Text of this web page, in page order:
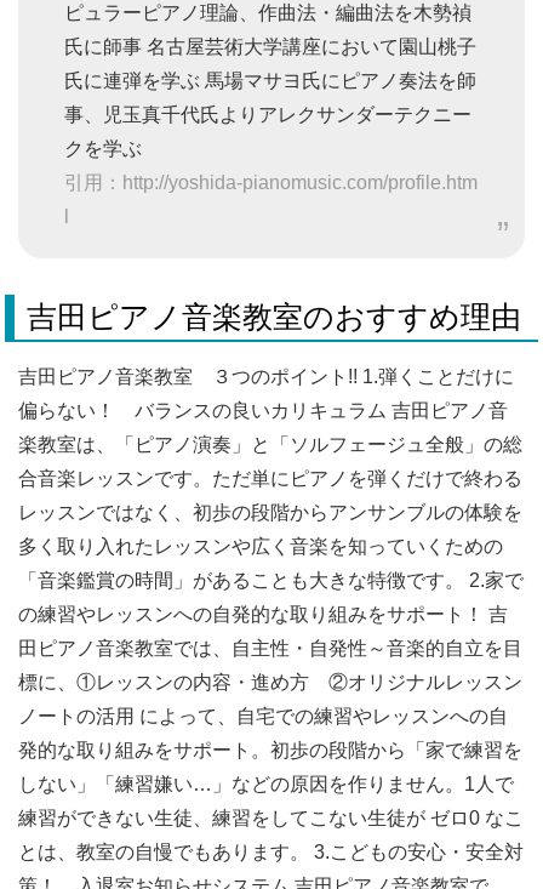
ピュラーピアノ理論、作曲法・編曲法を木勢禎
氏に師事 名古屋芸術大学講座において園山桃子
氏に連弾を学ぶ 馬場マサヨ氏にピアノ奏法を師
事、児玉真千代氏よりアレクサンダーテクニー
クを学ぶ
引用：http://yoshida-pianomusic.com/profile.htm
吉田ピアノ音楽教室のおすすめ理由
吉田ピアノ音楽教室 ３つのポイント!! 1.弾くことだけに
偏らない！ バランスの良いカリキュラム 吉田ピアノ音
楽教室は、「ピアノ演奏」と「ソルフェージュ全般」の総
合音楽レッスンです。ただ単にピアノを弾くだけで終わる
レッスンではなく、初歩の段階からアンサンブルの体験を
多く取り入れたレッスンや広く音楽を知っていくための
「音楽鑑賞の時間」があることも大きな特徴です。 2.家で
の練習やレッスンへの自発的な取り組みをサポート！ 吉
田ピアノ音楽教室では、自主性・自発性～音楽的自立を目
標に、①レッスンの内容・進め方 ②オリジナルレッスン
ノートの活用 によって、自宅での練習やレッスンへの自
発的な取り組みをサポート。初歩の段階から「家で練習を
しない」「練習嫌い…」などの原因を作りません。1人で
練習ができない生徒、練習をしてこない生徒が ゼロ0 なこ
とは、教室の自慢でもあります。 3.こどもの安心・安全対